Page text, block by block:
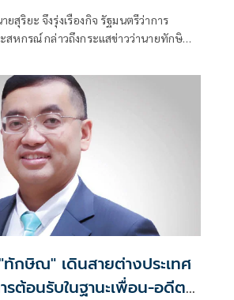
สุริยะ จึงรุ่งเรืองกิจ รัฐมนตรีว่าการ
สหกรณ์ กล่าวถึงกระแสข่าวว่านายทักษิณ
ทักษิณ" เดินสายต่างประเทศ
รต้อนรับในฐานะเพื่อน-อดีต